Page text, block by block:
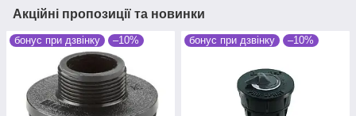
Акційні пропозиції та новинки
бонус при дзвінку –10% бонус при дзвінку –10%